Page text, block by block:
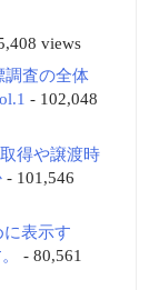
views
調査の全体
- 102,048
得や譲渡時
- 101,546
表示す
- 80,561